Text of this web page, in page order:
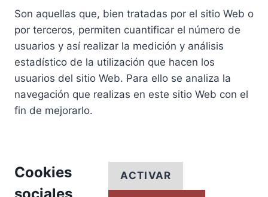
Son aquellas que, bien tratadas por el sitio Web o
por terceros, permiten cuantificar el número de
usuarios y así realizar la medición y análisis
estadístico de la utilización que hacen los
usuarios del sitio Web. Para ello se analiza la
navegación que realizas en este sitio Web con el
fin de mejorarlo.
Cookies
ACTIVAR